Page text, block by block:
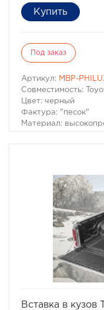
Под заказ
Артикул: MBP-
Совместимость:
Цвет: черный
Фактура: "песок"
Материал:
Вставка в кузов